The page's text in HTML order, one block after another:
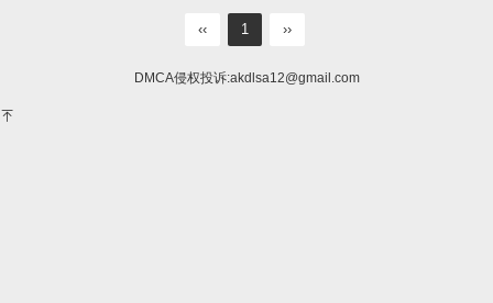
‹‹ 1 ››
DMCA侵权投诉:akdlsa12@gmail.com